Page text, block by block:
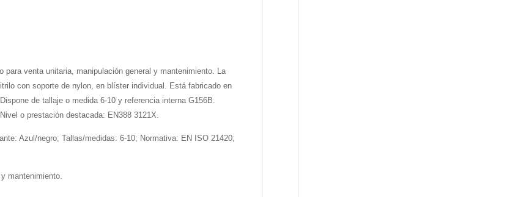
venta unitaria, manipulación general y mantenimiento. La
con soporte de nylon, en blíster individual. Está fabricado en
de tallaje o medida 6-10 y referencia interna G156B.
o prestación destacada: EN388 3121X.
Azul/negro; Tallas/medidas: 6-10; Normativa: EN ISO 21420;
mantenimiento.